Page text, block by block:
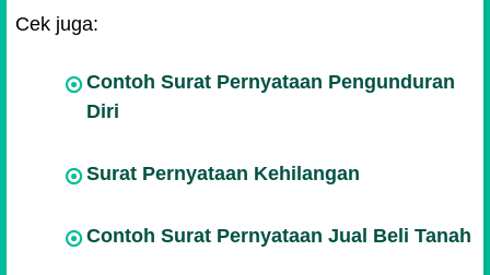
Cek juga:
Contoh Surat Pernyataan Pengunduran
Diri
Surat Pernyataan Kehilangan
Contoh Surat Pernyataan Jual Beli Tanah